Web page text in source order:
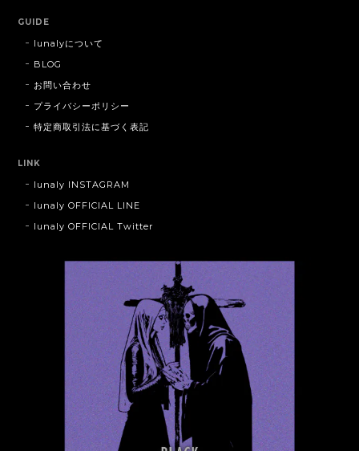
GUIDE
lunalyについて
BLOG
お問い合わせ
プライバシーポリシー
特定商取引法に基づく表記
LINK
lunaly INSTAGRAM
lunaly OFFICIAL LINE
lunaly OFFICIAL Twitter